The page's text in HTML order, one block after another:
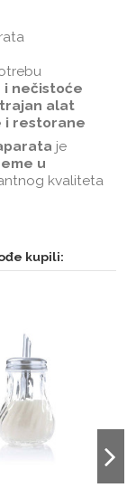
i nečistoće
alat
i restorane
je
u
kvaliteta
kupili: